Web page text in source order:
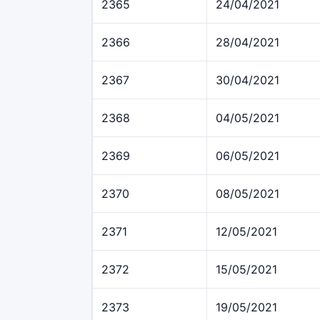
2365 24/04/2021
2366 28/04/2021
2367 30/04/2021
2368 04/05/2021
2369 06/05/2021
2370 08/05/2021
2371 12/05/2021
2372 15/05/2021
2373 19/05/2021